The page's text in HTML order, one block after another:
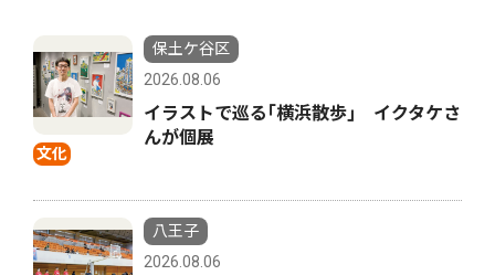
文化
保土ケ谷区
2026.08.06
イラストで巡る｢横浜散歩｣ イクタケさ
んが個展
八王子
2026.08.06